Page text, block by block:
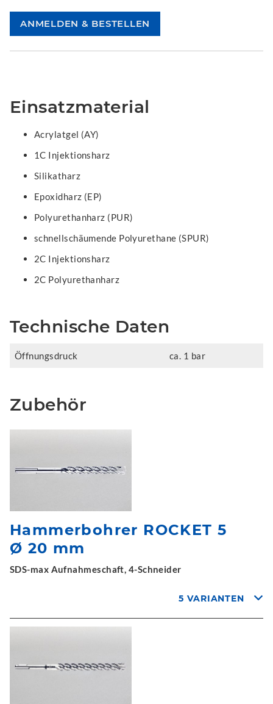
Einsatzmaterial
Acrylatgel (AY)
1C Injektionsharz
Silikatharz
Epoxidharz (EP)
Polyurethanharz (PUR)
schnellschäumende Polyurethane (SPUR)
2C Injektionsharz
2C Polyurethanharz
Technische Daten
Öffnungsdruck ca. 1 bar
Zubehör
Hammerbohrer ROCKET 5
Ø 20 mm
SDS-max Aufnahmeschaft, 4-Schneider
5 VARIANTEN